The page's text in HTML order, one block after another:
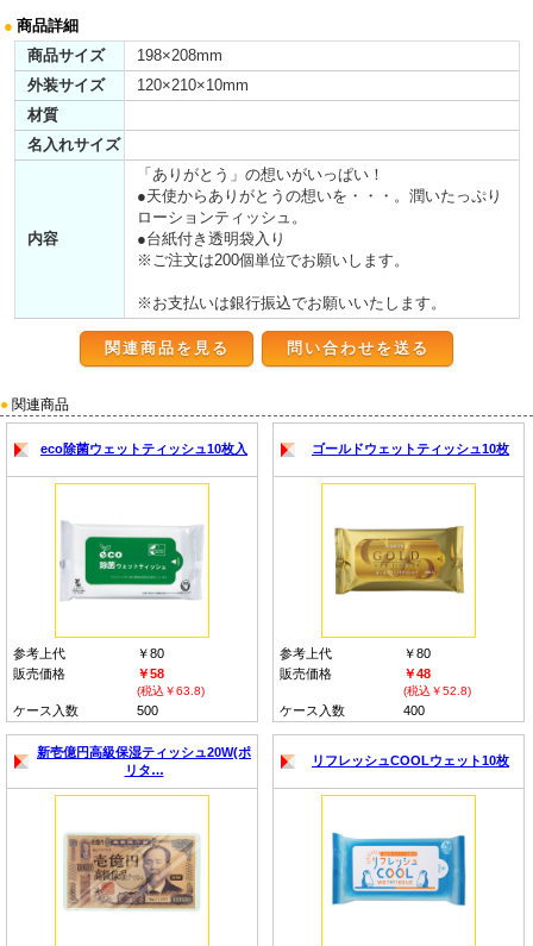
● 商品詳細
商品サイズ
198×208mm
外装サイズ
120×210×10mm
材質
名入れサイズ
内容
「ありがとう」の想いがいっぱい！
●天使からありがとうの想いを・・・。潤いたっぷり
ローションティッシュ。
●台紙付き透明袋入り
※ご注文は200個単位でお願いします。
※お支払いは銀行振込でお願いいたします。
関連商品を見る
● 関連商品
eco除菌ウェットティッシュ10枚入
参考上代
￥80
販売価格
￥58
(税込￥63.8)
ケース入数 500
ゴールドウェットティッシュ10枚
参考上代
￥80
販売価格
￥48
(税込￥52.8)
ケース入数 400
新壱億円高級保湿ティッシュ20W(ポ
リタ…
リフレッシュCOOLウェット10枚